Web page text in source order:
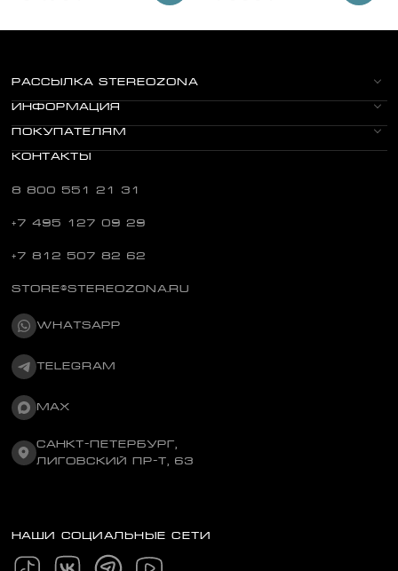
РАССЫЛКА STEREOZONA
ИНФОРМАЦИЯ
ПОКУПАТЕЛЯМ
КОНТАКТЫ
8 800 551 21 31
+7 495 127 09 29
+7 812 507 82 62
STORE@STEREOZONA.RU
WHATSAPP
TELEGRAM
MAX
САНКТ-ПЕТЕРБУРГ,
ЛИГОВСКИЙ ПР-Т, 63
НАШИ СОЦИАЛЬНЫЕ СЕТИ